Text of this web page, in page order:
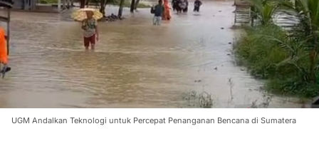
UGM Andalkan Teknologi untuk Percepat Penanganan Bencana di Sumatera